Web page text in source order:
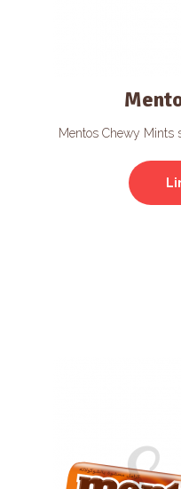
Mentos Chewy Mints